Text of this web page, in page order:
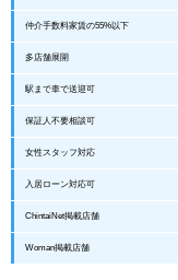
仲介手数料家賃の55%以下
多店舗展開
駅まで車で送迎可
保証人不要相談可
女性スタッフ対応
入居ローン対応可
ChintaiNet掲載店舗
Woman掲載店舗